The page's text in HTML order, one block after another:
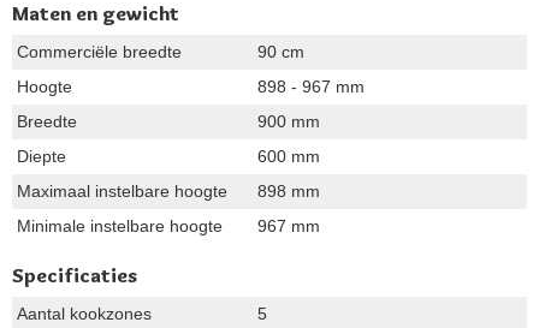
Maten en gewicht
Commerciële breedte
90 cm
Hoogte
898 - 967 mm
Breedte
900 mm
Diepte
600 mm
Maximaal instelbare hoogte
898 mm
Minimale instelbare hoogte
967 mm
Specificaties
Aantal kookzones
5